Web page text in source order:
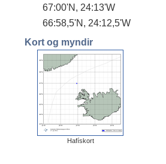
67:00'N, 24:13'W
66:58,5'N, 24:12,5'W
Kort og myndir
Hafískort